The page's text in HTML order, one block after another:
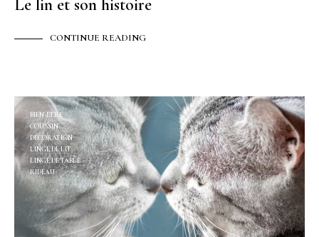
Le lin et son histoire
CONTINUE READING
BIEN-ÊTRE
COUSSIN
DÉCORATION
LINGE DE LIT
LINGE DE TABLE
RIDEAU